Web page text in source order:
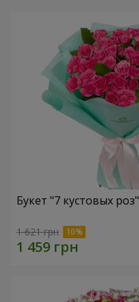
Букет "7 кустовых роз"
1 621 грн